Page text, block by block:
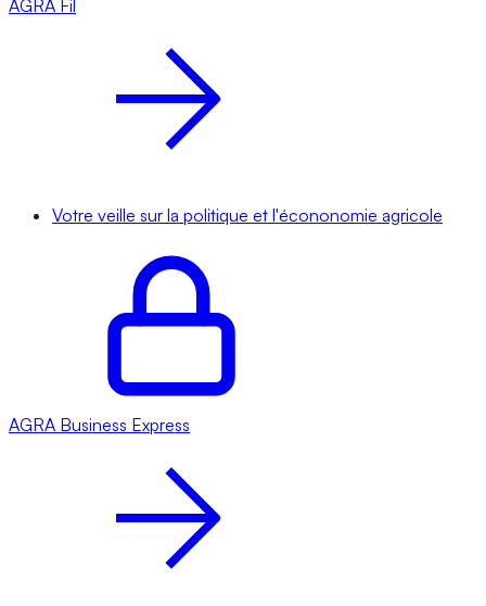
AGRA Fil
Votre veille sur la politique et l'écononomie agricole
AGRA Business Express